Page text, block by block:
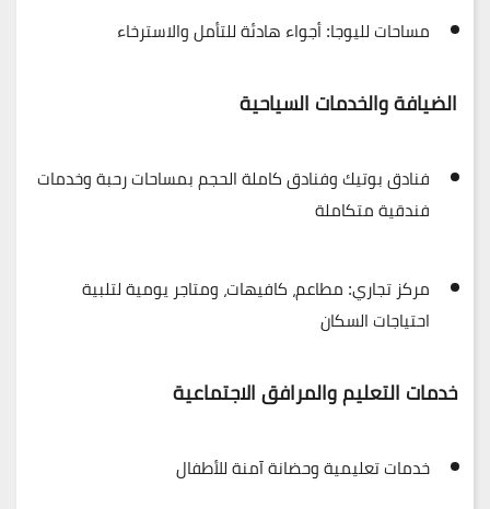
مساحات لليوجا:أجواء هادئة للتأمل والاسترخاء
الضيافة والخدمات السياحية
فنادق بوتيك وفنادق كاملة الحجمبمساحات رحبة وخدمات
فندقية متكاملة
مركز تجاري: مطاعم، كافيهات، ومتاجر يومية لتلبية
احتياجات السكان
خدمات التعليم والمرافق الاجتماعية
خدمات تعليمية وحضانة آمنةللأطفال